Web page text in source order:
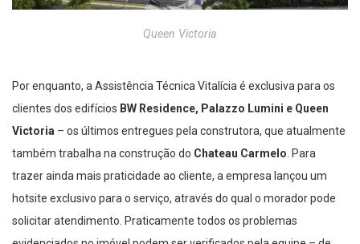
Queen Victoria
Por enquanto, a Assistência Técnica Vitalícia é exclusiva para os
clientes dos edifícios BW Residence, Palazzo Lumini e Queen
Victoria – os últimos entregues pela construtora, que atualmente
também trabalha na construção do Chateau Carmelo . Para
trazer ainda mais praticidade ao cliente, a empresa lançou um
hotsite exclusivo para o serviço, através do qual o morador pode
solicitar atendimento. Praticamente todos os problemas